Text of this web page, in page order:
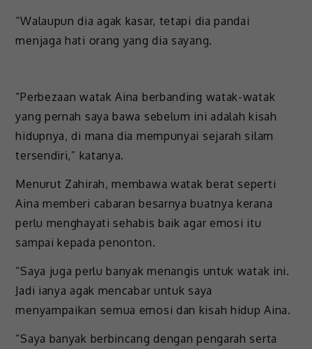
“Walaupun dia agak kasar, tetapi dia pandai
menjaga hati orang yang dia sayang.
“Perbezaan watak Aina berbanding watak-watak
yang pernah saya bawa sebelum ini adalah kisah
hidupnya, di mana dia mempunyai sejarah silam
tersendiri,” katanya.
Menurut Zahirah, membawa watak berat seperti
Aina memberi cabaran besarnya buatnya kerana
perlu menghayati sehabis baik agar emosi itu
sampai kepada penonton.
“Saya juga perlu banyak menangis untuk watak ini.
Jadi ianya agak mencabar untuk saya
menyampaikan semua emosi dan kisah hidup Aina.
“Saya banyak berbincang dengan pengarah serta